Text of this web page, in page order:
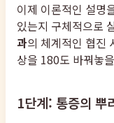
이제 이론적인 설명
있는지 구체적으로
과의 체계적인 협진
상을 180도 바꿔놓
1단계: 통증의 뿌